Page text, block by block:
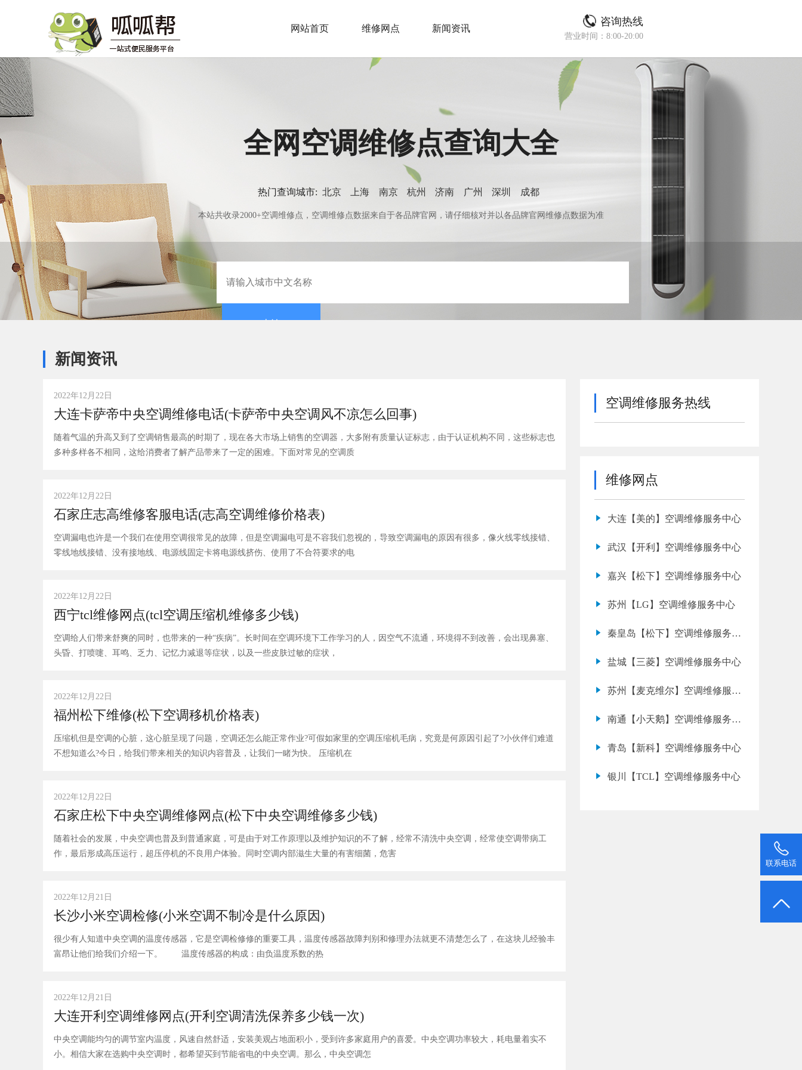
网站首页 维修网点 新闻资讯
咨询热线
营业时间：8:00-20:00
全网空调维修点查询大全
热门查询城市: 北京 上海 南京 杭州 济南 广州 深圳 成都
本站共收录2000+空调维修点，空调维修点数据来自于各品牌官网，请仔细核对并以各品牌官网维修点数据为准
新闻资讯
2022年12月22日
大连卡萨帝中央空调维修电话(卡萨帝中央空调风不凉怎么回事)
随着气温的升高又到了空调销售最高的时期了，现在各大市场上销售的空调器，大多附有质量认证标志，由于认证机构不同，这些标志也
多种多样各不相同，这给消费者了解产品带来了一定的困难。下面对常见的空调质
2022年12月22日
石家庄志高维修客服电话(志高空调维修价格表)
空调漏电也许是一个我们在使用空调很常见的故障，但是空调漏电可是不容我们忽视的，导致空调漏电的原因有很多，像火线零线接错、
零线地线接错、没有接地线、电源线固定卡将电源线挤伤、使用了不合符要求的电
2022年12月22日
西宁tcl维修网点(tcl空调压缩机维修多少钱)
空调给人们带来舒爽的同时，也带来的一种“疾病”。长时间在空调环境下工作学习的人，因空气不流通，环境得不到改善，会出现鼻塞、
头昏、打喷嚏、耳鸣、乏力、记忆力减退等症状，以及一些皮肤过敏的症状，
2022年12月22日
福州松下维修(松下空调移机价格表)
压缩机但是空调的心脏，这心脏呈现了问题，空调还怎么能正常作业?可假如家里的空调压缩机毛病，究竟是何原因引起了?小伙伴们难道
不想知道么?今日，给我们带来相关的知识内容普及，让我们一睹为快。 压缩机在
2022年12月22日
石家庄松下中央空调维修网点(松下中央空调维修多少钱)
随着社会的发展，中央空调也普及到普通家庭，可是由于对工作原理以及维护知识的不了解，经常不清洗中央空调，经常使空调带病工
作，最后形成高压运行，超压停机的不良用户体验。同时空调内部滋生大量的有害细菌，危害
2022年12月21日
长沙小米空调检修(小米空调不制冷是什么原因)
很少有人知道中央空调的温度传感器，它是空调检修修的重要工具，温度传感器故障判别和修理办法就更不清楚怎么了，在这块儿经验丰
富昂让他们给我们介绍一下。 温度传感器的构成：由负温度系数的热
2022年12月21日
大连开利空调维修网点(开利空调清洗保养多少钱一次)
中央空调能均匀的调节室内温度，风速自然舒适，安装美观占地面积小，受到许多家庭用户的喜爱。中央空调功率较大，耗电量着实不
小。相信大家在选购中央空调时，都希望买到节能省电的中央空调。那么，中央空调怎
空调维修服务热线
维修网点
大连【美的】空调维修服务中心
武汉【开利】空调维修服务中心
嘉兴【松下】空调维修服务中心
苏州【LG】空调维修服务中心
秦皇岛【松下】空调维修服务中
盐城【三菱】空调维修服务中心
苏州【麦克维尔】空调维修服务
南通【小天鹅】空调维修服务中
青岛【新科】空调维修服务中心
银川【TCL】空调维修服务中心
联系电话